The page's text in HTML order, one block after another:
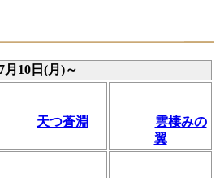
7月10日(月)～
天つ蒼淵
雲棲みの
翼